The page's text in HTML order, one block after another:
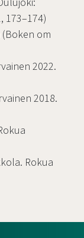
173–174)
(Boken om
2022.
2018.
Rokua